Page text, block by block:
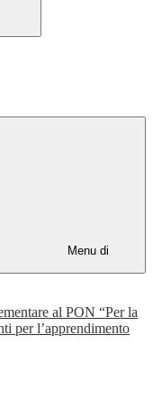
Menu di
al PON “Per la
per l’apprendimento